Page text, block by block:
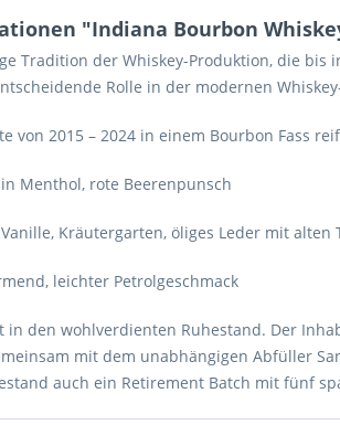
"Indiana Bourbon
Tradition der Whiskey-Produktion, die
Rolle in der modernen
von 2015 – 2024 in einem Bourbon Fass
Menthol, rote Beerenpunsch
Kräutergarten, öliges Leder mit alten
leichter Petrolgeschmack
in den wohlverdienten Ruhestand. Der
mit dem unabhängigen Abfüller
auch ein Retirement Batch mit fünf